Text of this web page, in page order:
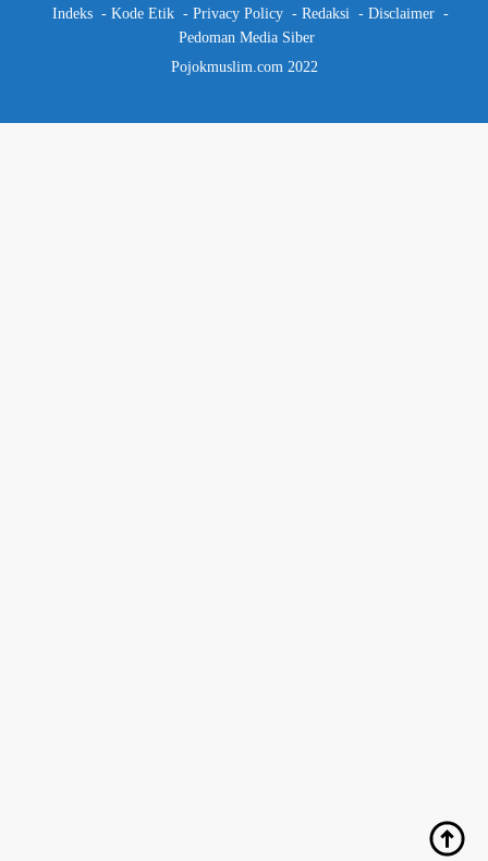
Indeks Kode Etik Privacy Policy Redaksi
Disclaimer
Pedoman Media Siber
Pojokmuslim.com 2022